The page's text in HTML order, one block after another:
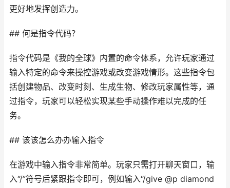
更好地发挥创造力。
## 何是指令代码？
指令代码是《我的全球》内置的命令体系，允许玩家通过
输入特定的命令来操控游戏或改变游戏情形。这些指令包
括创建物品、改变时刻、生成生物、修改玩家属性等，通
过指令，玩家可以轻松实现某些手动操作难以完成的任
务。
## 该该怎么办办输入指令
在游戏中输入指令非常简单。玩家只需打开聊天窗口，输
入“/”符号后紧跟指令即可，例如输入“/give @p diamond